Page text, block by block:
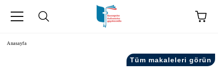
Anasayfa
Tüm makaleleri görün